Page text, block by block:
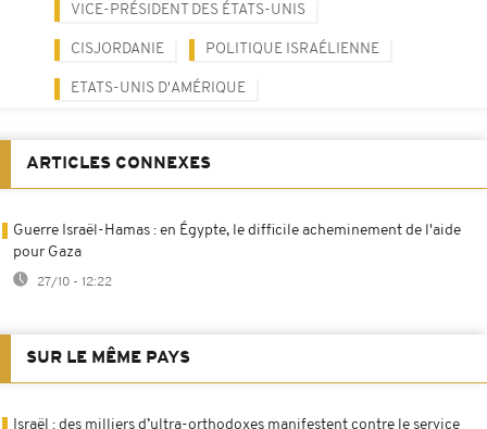
VICE-PRÉSIDENT DES ÉTATS-UNIS
CISJORDANIE POLITIQUE ISRAÉLIENNE
ETATS-UNIS D'AMÉRIQUE
ARTICLES CONNEXES
Guerre Israël-Hamas : en Égypte, le difficile acheminement de l'aide
pour Gaza
27/10 - 12:22
SUR LE MÊME PAYS
Israël : des milliers d’ultra-orthodoxes manifestent contre le service